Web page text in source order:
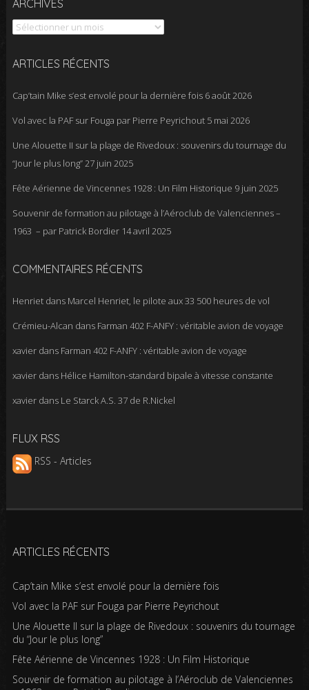
ARCHIVES
ARTICLES RÉCENTS
Cap’tain Mike s’est envolé pour la dernière fois 6 août 2026
Vol avec la PAF sur Fouga par Pierre Peyrichout 5 mai 2026
Une Alouette II sur la plage de Rivedoux : souvenirs du tournage du
“Jour le plus long”27 juin 2025
Fête Aérienne de Vincennes 1928 : Un Film Historique 9 juin 2025
Souvenir de formation au pilotage à l’Aéroclub de Valenciennes –
1963 – par Patrick Bordier 14 avril 2025
COMMENTAIRES RÉCENTS
Henrietdans Marcel Henriet, le pilote aux 33 500 heures de vol
Crémieu-Alcan dans Farman 402 F-ANFY : véritable avion de voyage
xavierdans Farman 402 F-ANFY : véritable avion de voyage
xavierdans Hélice Hamilton-standard bipale à vitesse constante
xavierdans Le Starck A.S. 37 de R.Nickel
FLUX RSS
RSS - Articles
ARTICLES RÉCENTS
Cap’tain Mike s’est envolé pour la dernière fois
Vol avec la PAF sur Fouga par Pierre Peyrichout
Une Alouette II sur la plage de Rivedoux : souvenirs du tournage
du “Jour le plus long”
Fête Aérienne de Vincennes 1928 : Un Film Historique
Souvenir de formation au pilotage à l’Aéroclub de Valenciennes